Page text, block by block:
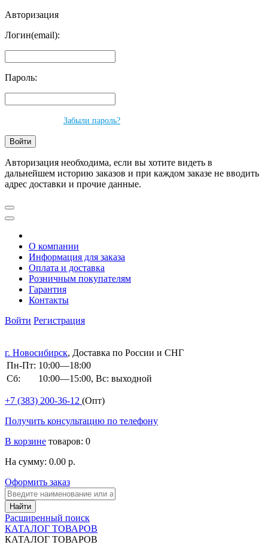
Авторизация
Логин(email):
Пароль:
Забыли пароль?
Авторизация необходима, если вы хотите видеть в
дальнейшем историю заказов и при каждом заказе не вводить
адрес доставки и прочие данные.
О компании
Информация для заказа
Оплата и доставка
Розничным покупателям
Гарантия
Контакты
Войти Регистрация
г. Новосибирск, Доставка по России и СНГ
Пн-Пт: 10:00—18:00
Сб:
10:00—15:00, Вс: выходной
+7 (383) 200-36-12 (Опт)
Получить консультацию по телефону
В корзине товаров: 0
На сумму: 0.00 р.
Оформить заказ
Расширенный поиск
КАТАЛОГ ТОВАРОВ
КАТАЛОГ ТОВАРОВ